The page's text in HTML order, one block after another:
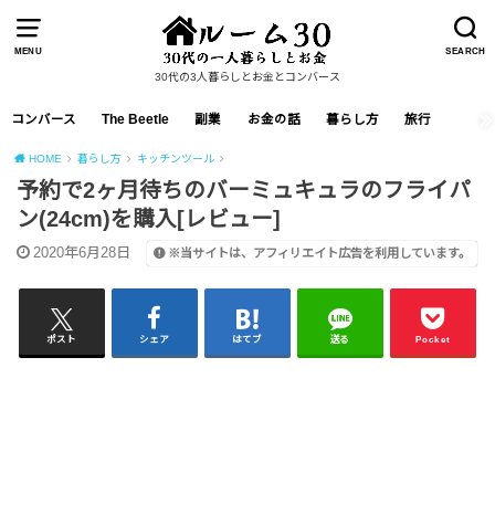
MENU SEARCH
30代の3人暮らしとお金とコンバース
コンバース The Beetle 副業 お金の話 暮らし方 旅行
HOME 暮らし方 キッチンツール
予約で2ヶ月待ちのバーミュキュラのフライパ
ン(24cm)を購入[レビュー]
2020年6月28日 ※当サイトは、アフィリエイト広告を利用しています。
ポスト シェア はてブ 送る Pocket